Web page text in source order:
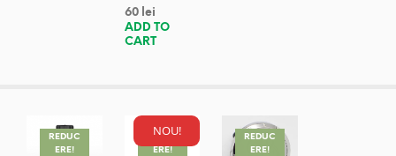
60 lei
ADD TO
CART
REDUC
ERE!
NOU!
REDUC
ERE!
REDUC
ERE!